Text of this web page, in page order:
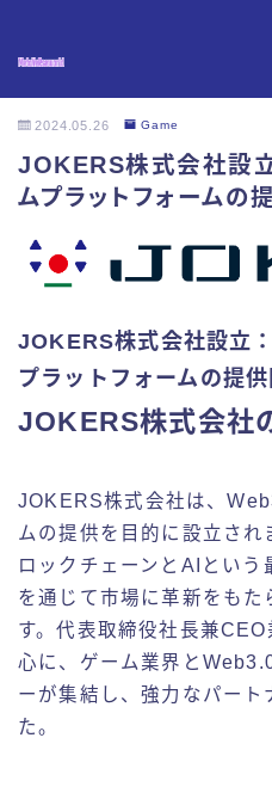
2024.05.26 Game
JOKERS株式会社設
ムプラットフォームの
JOKERS株式会社設立
プラットフォームの提
JOKERS株式会社
JOKERS株式会社は、
ムの提供を目的に設立さ
ロックチェーンとAIという
を通じて市場に革新をもた
す。代表取締役社長兼
心に、ゲーム業界と
ーが集結し、強力なパート
た。